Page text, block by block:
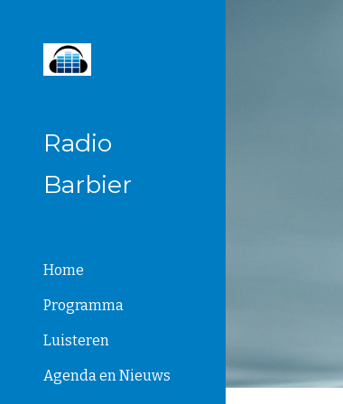
Radio
Barbier
Home
Programma
Luisteren
Agenda en Nieuws